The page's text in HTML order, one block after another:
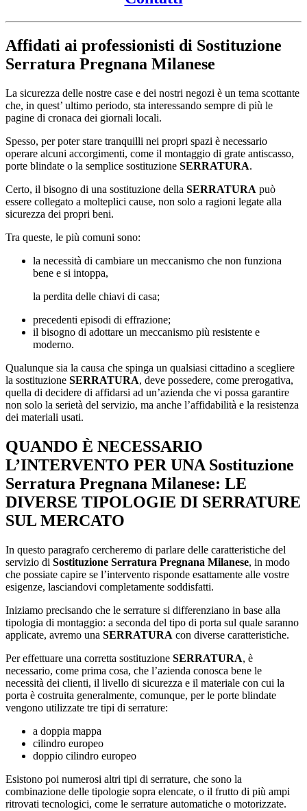
Affidati ai professionisti di Sostituzione
Serratura Pregnana Milanese
La sicurezza delle nostre case e dei nostri negozi è un tema scottante
che, in quest’ ultimo periodo, sta interessando sempre di più le
pagine di cronaca dei giornali locali.
Spesso, per poter stare tranquilli nei propri spazi è necessario
operare alcuni accorgimenti, come il montaggio di grate antiscasso,
porte blindate o la semplice sostituzione SERRATURA.
Certo, il bisogno di una sostituzione della SERRATURA può
essere collegato a molteplici cause, non solo a ragioni legate alla
sicurezza dei propri beni.
Tra queste, le più comuni sono:
la necessità di cambiare un meccanismo che non funziona
bene e si intoppa,
la perdita delle chiavi di casa;
precedenti episodi di effrazione;
il bisogno di adottare un meccanismo più resistente e
moderno.
Qualunque sia la causa che spinga un qualsiasi cittadino a scegliere
la sostituzione SERRATURA, deve possedere, come prerogativa,
quella di decidere di affidarsi ad un’azienda che vi possa garantire
non solo la serietà del servizio, ma anche l’affidabilità e la resistenza
dei materiali usati.
QUANDO È NECESSARIO
L’INTERVENTO PER UNA Sostituzione
Serratura Pregnana Milanese: LE
DIVERSE TIPOLOGIE DI SERRATURE
SUL MERCATO
In questo paragrafo cercheremo di parlare delle caratteristiche del
servizio di Sostituzione Serratura Pregnana Milanese, in modo
che possiate capire se l’intervento risponde esattamente alle vostre
esigenze, lasciandovi completamente soddisfatti.
Iniziamo precisando che le serrature si differenziano in base alla
tipologia di montaggio: a seconda del tipo di porta sul quale saranno
applicate, avremo una SERRATURA con diverse caratteristiche.
Per effettuare una corretta sostituzione SERRATURA, è
necessario, come prima cosa, che l’azienda conosca bene le
necessità dei clienti, il livello di sicurezza e il materiale con cui la
porta è costruita generalmente, comunque, per le porte blindate
vengono utilizzate tre tipi di serrature:
a doppia mappa
cilindro europeo
doppio cilindro europeo
Esistono poi numerosi altri tipi di serrature, che sono la
combinazione delle tipologie sopra elencate, o il frutto di più ampi
ritrovati tecnologici, come le serrature automatiche o motorizzate.